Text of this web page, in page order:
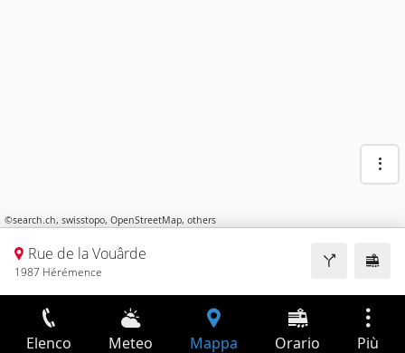
©search.ch, swisstopo, OpenStreetMap, others
Rue de la Vouârde
1987 Hérémence
Elenco Meteo Mappa Orario Più